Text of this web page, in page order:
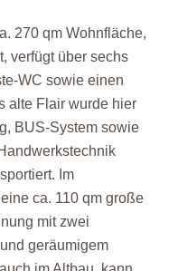
270 qm Wohnfläche,
verfügt über sechs
WC sowie einen
alte Flair wurde hier
BUS-System sowie
Im
ca. 110 qm große
mit zwei
geräumigem